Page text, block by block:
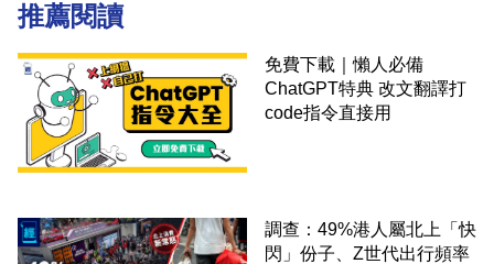
推薦閱讀
免費下載｜懶人必備
ChatGPT特典 改文翻譯打
code指令直接用
調查：49%港人屬北上「快
閃」份子、Z世代出行頻率